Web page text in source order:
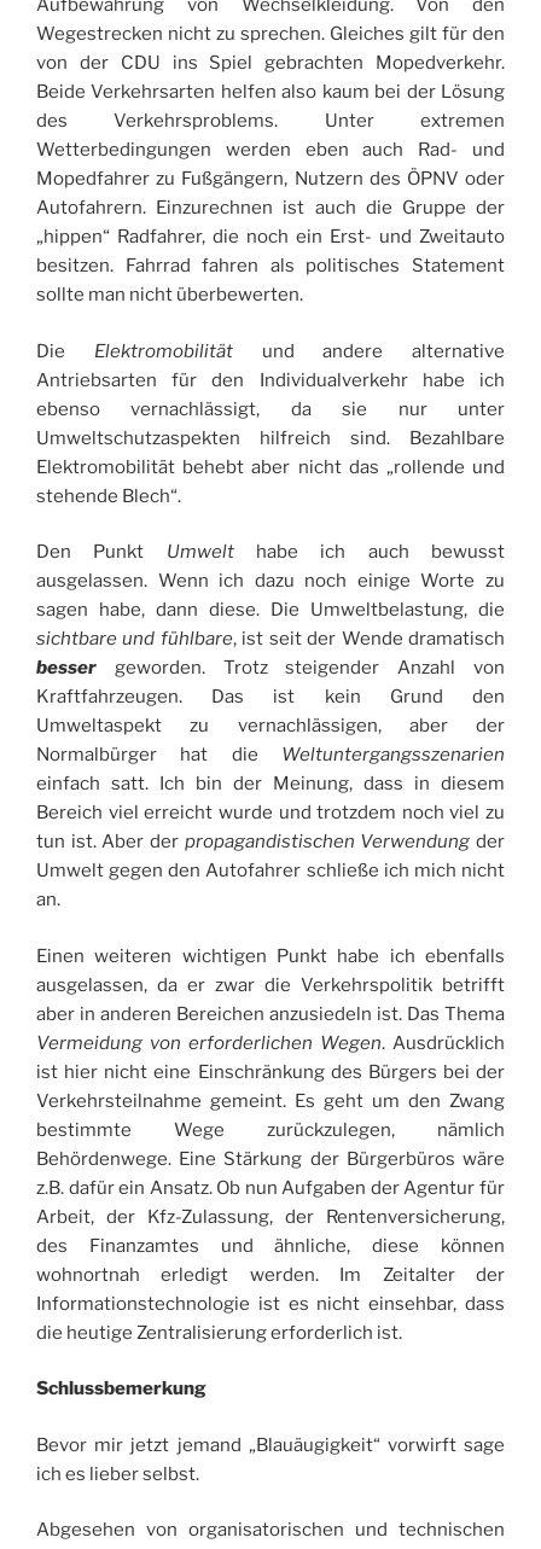
Aufbewahrung von Wechselkleidung. Von den
Wegestrecken nicht zu sprechen. Gleiches gilt für den
von der CDU ins Spiel gebrachten Mopedverkehr.
Beide Verkehrsarten helfen also kaum bei der Lösung
des Verkehrsproblems. Unter extremen
Wetterbedingungen werden eben auch Rad- und
Mopedfahrer zu Fußgängern, Nutzern des ÖPNV oder
Autofahrern. Einzurechnen ist auch die Gruppe der
„hippen“ Radfahrer, die noch ein Erst- und Zweitauto
besitzen. Fahrrad fahren als politisches Statement
sollte man nicht überbewerten.
Die Elektromobilitätund andere alternative
Antriebsarten für den Individualverkehr habe ich
ebenso vernachlässigt, da sie nur unter
Umweltschutzaspekten hilfreich sind. Bezahlbare
Elektromobilität behebt aber nicht das „rollende und
stehende Blech“.
Den Punkt Umwelthabe ich auch bewusst
ausgelassen. Wenn ich dazu noch einige Worte zu
sagen habe, dann diese. Die Umweltbelastung, die
sichtbare und fühlbare, ist seit der Wende dramatisch
besser geworden. Trotz steigender Anzahl von
Kraftfahrzeugen. Das ist kein Grund den
Umweltaspekt zu vernachlässigen, aber der
Normalbürger hat die Weltuntergangsszenarien
einfach satt. Ich bin der Meinung, dass in diesem
Bereich viel erreicht wurde und trotzdem noch viel zu
tun ist. Aber der propagandistischen Verwendung der
Umwelt gegen den Autofahrer schließe ich mich nicht
an.
Einen weiteren wichtigen Punkt habe ich ebenfalls
ausgelassen, da er zwar die Verkehrspolitik betrifft
aber in anderen Bereichen anzusiedeln ist. Das Thema
Vermeidung von erforderlichen Wegen. Ausdrücklich
ist hier nicht eine Einschränkung des Bürgers bei der
Verkehrsteilnahme gemeint. Es geht um den Zwang
bestimmte Wege zurückzulegen, nämlich
Behördenwege. Eine Stärkung der Bürgerbüros wäre
z.B. dafür ein Ansatz. Ob nun Aufgaben der Agentur für
Arbeit, der Kfz-Zulassung, der Rentenversicherung,
des Finanzamtes und ähnliche, diese können
wohnortnah erledigt werden. Im Zeitalter der
Informationstechnologie ist es nicht einsehbar, dass
die heutige Zentralisierung erforderlich ist.
Schlussbemerkung
Bevor mir jetzt jemand „Blauäugigkeit“ vorwirft sage
ich es lieber selbst.
Abgesehen von organisatorischen und technischen